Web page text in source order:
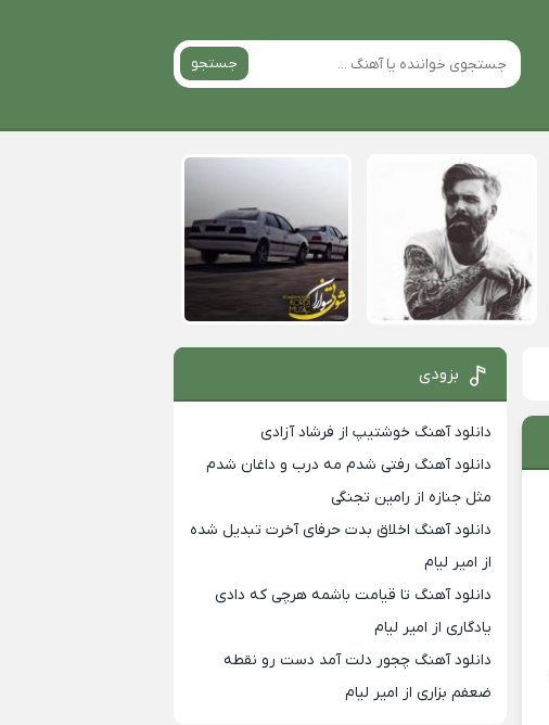
جستجو
بزودی
دانلود آهنگ خوشتیپ از فرشاد آزادی
دانلود آهنگ رفتی شدم مه درب و داغان شدم
مثل جنازه از رامین تجنگی
دانلود آهنگ اخلاق بدت حرفای آخرت تبدیل شده
از امیر لیام
دانلود آهنگ تا قیامت باشمه هرچی که دادی
یادگاری از امیر لیام
دانلود آهنگ چجور دلت آمد دست رو نقطه
ضعفم بزاری از امیر لیام